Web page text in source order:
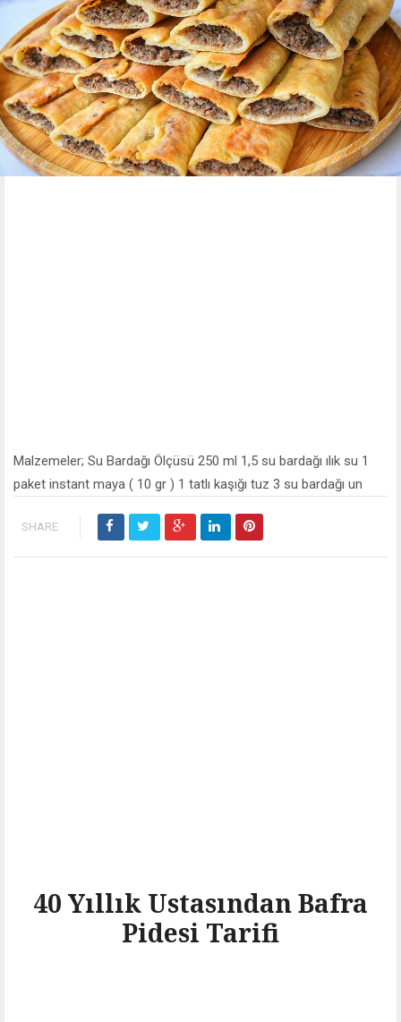
Malzemeler; Su Bardağı Ölçüsü 250 ml 1,5 su bardağı ılık su 1
paket instant maya ( 10 gr ) 1 tatlı kaşığı tuz 3 su bardağı un
SHARE
40 Yıllık Ustasından Bafra
Pidesi Tarifi